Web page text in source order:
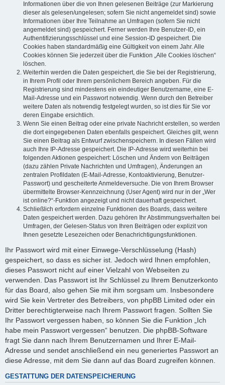
Informationen über die von Ihnen gelesenen Beiträge (zur Markierung
dieser als gelesen/ungelesen; sofern Sie nicht angemeldet sind) sowie
Informationen über Ihre Teilnahme an Umfragen (sofern Sie nicht
angemeldet sind) gespeichert. Ferner werden Ihre Benutzer-ID, ein
Authentifizierungsschlüssel und eine Session-ID gespeichert. Die
Cookies haben standardmäßig eine Gültigkeit von einem Jahr. Alle
Cookies können Sie jederzeit über die Funktion „Alle Cookies löschen“
löschen.
Weiterhin werden die Daten gespeichert, die Sie bei der Registrierung,
in Ihrem Profil oder Ihrem persönlichem Bereich angeben. Für die
Registrierung sind mindestens ein eindeutiger Benutzername, eine E-
Mail-Adresse und ein Passwort notwendig. Wenn durch den Betreiber
weitere Daten als notwendig festgelegt wurden, so ist dies für Sie vor
deren Eingabe ersichtlich.
Wenn Sie einen Beitrag oder eine private Nachricht erstellen, so werden
die dort eingegebenen Daten ebenfalls gespeichert. Gleiches gilt, wenn
Sie einen Beitrag als Entwurf zwischenspeichern. In diesen Fällen wird
auch Ihre IP-Adresse gespeichert. Die IP-Adresse wird weiterhin bei
folgenden Aktionen gespeichert: Löschen und Ändern von Beiträgen
(dazu zählen Private Nachrichten und Umfragen), Änderungen an
zentralen Profildaten (E-Mail-Adresse, Kontoaktivierung, Benutzer-
Passwort) und gescheiterte Anmeldeversuche. Die von Ihrem Browser
übermittelte Browser-Kennzeichnung (User Agent) wird nur in der „Wer
ist online?“-Funktion angezeigt und nicht dauerhaft gespeichert.
Schließlich erfordern einzelne Funktionen des Boards, dass weitere
Daten gespeichert werden. Dazu gehören Ihr Abstimmungsverhalten bei
Umfragen, der Gelesen-Status von Ihren Beiträgen oder explizit von
Ihnen gesetzte Lesezeichen oder Benachrichtigungsfunktionen.
Ihr Passwort wird mit einer Einwege-Verschlüsselung (Hash)
gespeichert, so dass es sicher ist. Jedoch wird Ihnen empfohlen,
dieses Passwort nicht auf einer Vielzahl von Webseiten zu
verwenden. Das Passwort ist Ihr Schlüssel zu Ihrem Benutzerkonto
für das Board, also gehen Sie mit ihm sorgsam um. Insbesondere
wird Sie kein Vertreter des Betreibers, von phpBB Limited oder ein
Dritter berechtigterweise nach Ihrem Passwort fragen. Sollten Sie
Ihr Passwort vergessen haben, so können Sie die Funktion „Ich
habe mein Passwort vergessen“ benutzen. Die phpBB-Software
fragt Sie dann nach Ihrem Benutzernamen und Ihrer E-Mail-
Adresse und sendet anschließend ein neu generiertes Passwort an
diese Adresse, mit dem Sie dann auf das Board zugreifen können.
GESTATTUNG DER DATENSPEICHERUNG